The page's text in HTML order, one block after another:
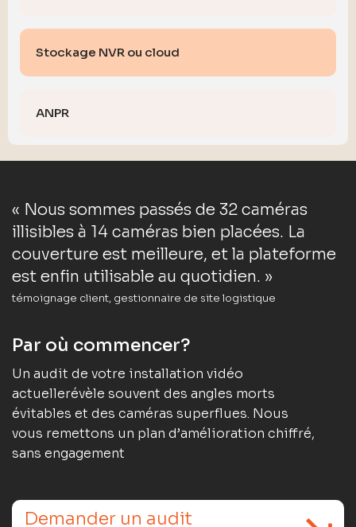
Stockage NVR ou cloud
ANPR
« Nous sommes passés de 32 caméras
illisibles à 14 caméras bien placées. La
couverture est meilleure, et la plateforme
est enfin utilisable au quotidien. »
témoignage client, gestionnaire de site logistique
Par où commencer?
Un audit de votre installation vidéo
actuellerévèle souvent des angles morts
évitables et des caméras superflues. Nous
vous remettons un plan d’amélioration chiffré,
sans engagement
Demander un audit